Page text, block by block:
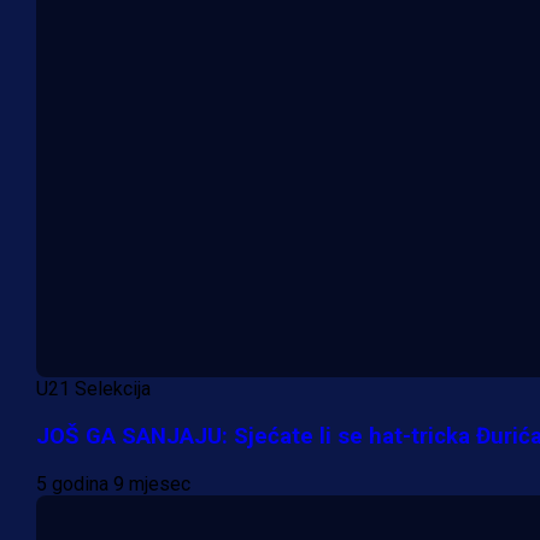
U21 Selekcija
JOŠ GA SANJAJU: Sjećate li se hat-tricka
5 godina 9 mjesec